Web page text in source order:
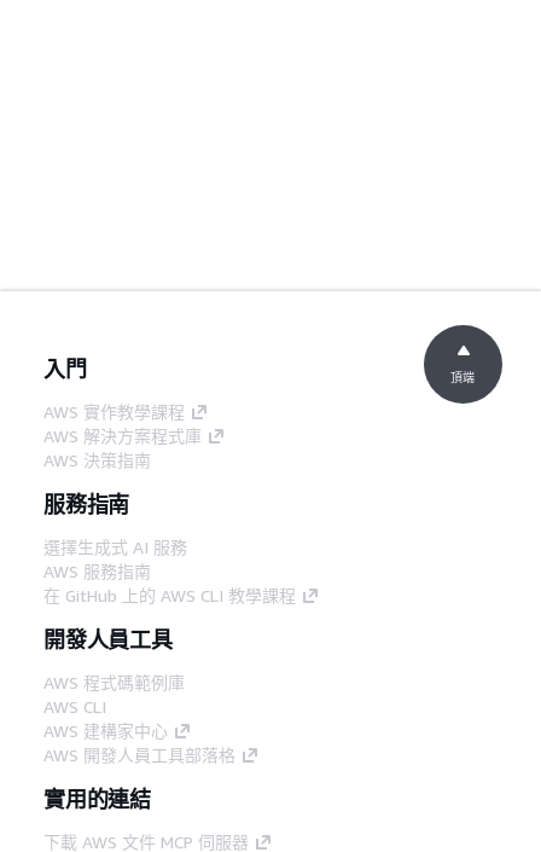
入門
AWS 實作教學課程
AWS 解決方案程式庫
AWS 決策指南
服務指南
選擇生成式 AI 服務
AWS 服務指南
在 GitHub 上的 AWS CLI 教學課程
開發人員工具
AWS 程式碼範例庫
AWS CLI
AWS 建構家中心
AWS 開發人員工具部落格
實用的連結
下載 AWS 文件 MCP 伺服器
頂端